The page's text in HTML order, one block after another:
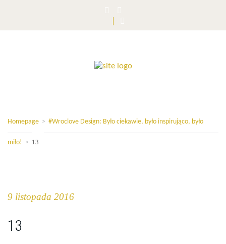
Homepage > #Wroclove Design: Było ciekawie, było inspirująco, było
miło! > 13
9 listopada 2016
13